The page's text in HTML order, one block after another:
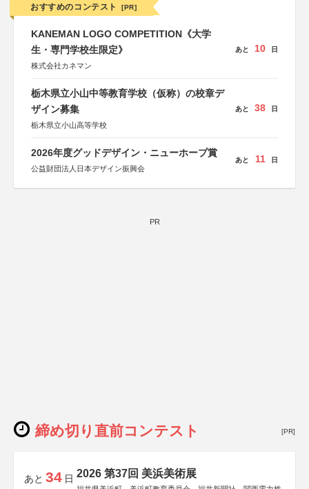
おすすめのコンテスト [PR]
KANEMAN LOGO COMPETITION《大学
生・専門学校生限定》
株式会社カネマン
あと 10 日
栃木県立小山中等教育学校（仮称）の校章デ
ザイン募集
栃木県立小山高等学校
あと 38 日
2026年度グッドデザイン・ニューホープ賞
公益財団法人日本デザイン振興会
あと 11 日
PR
締め切り直前コンテスト [PR]
あと 34 日 2026 第37回 美浜美術展